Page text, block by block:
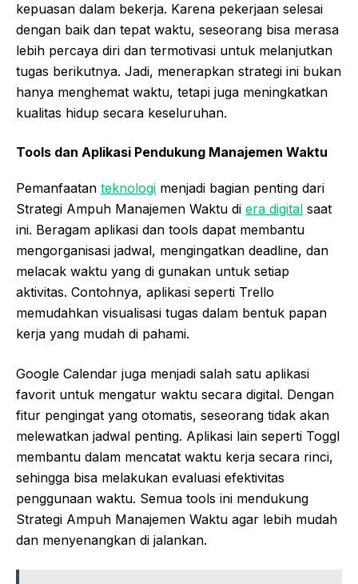
kepuasan dalam bekerja. Karena pekerjaan selesai
dengan baik dan tepat waktu, seseorang bisa merasa
lebih percaya diri dan termotivasi untuk melanjutkan
tugas berikutnya. Jadi, menerapkan strategi ini bukan
hanya menghemat waktu, tetapi juga meningkatkan
kualitas hidup secara keseluruhan.
Tools dan Aplikasi Pendukung Manajemen Waktu
Pemanfaatan teknologi menjadi bagian penting dari
Strategi Ampuh Manajemen Waktu di era digital saat
ini. Beragam aplikasi dan tools dapat membantu
mengorganisasi jadwal, mengingatkan deadline, dan
melacak waktu yang di gunakan untuk setiap
aktivitas. Contohnya, aplikasi seperti Trello
memudahkan visualisasi tugas dalam bentuk papan
kerja yang mudah di pahami.
Google Calendar juga menjadi salah satu aplikasi
favorit untuk mengatur waktu secara digital. Dengan
fitur pengingat yang otomatis, seseorang tidak akan
melewatkan jadwal penting. Aplikasi lain seperti Toggl
membantu dalam mencatat waktu kerja secara rinci,
sehingga bisa melakukan evaluasi efektivitas
penggunaan waktu. Semua tools ini mendukung
Strategi Ampuh Manajemen Waktu agar lebih mudah
dan menyenangkan di jalankan.